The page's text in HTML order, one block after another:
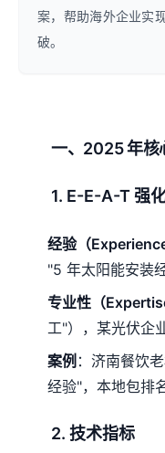
案，帮助海外企业实
破。
一、2025 年核
1. E-E-A-T 强
经验（Experience
"5 年太阳能安装
专业性（
工"），某光伏企
案例 ：济南餐饮
经验"，本地包排
2. 技术指标